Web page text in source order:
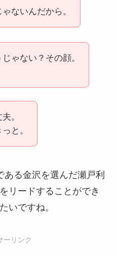
ないんだから。
ゃない？その顔。
。
と。
る金沢を選んだ瀬戸利
リードすることができ
いですね。
ーリンク